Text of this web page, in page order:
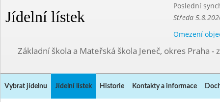
Jídelní lístek
Poslední
Středa
Omezení
Základní škola a Mateřská škola Jeneč, okres Praha -
Vybrat jídelnu Jídelní lístek Historie Kontakty a informace